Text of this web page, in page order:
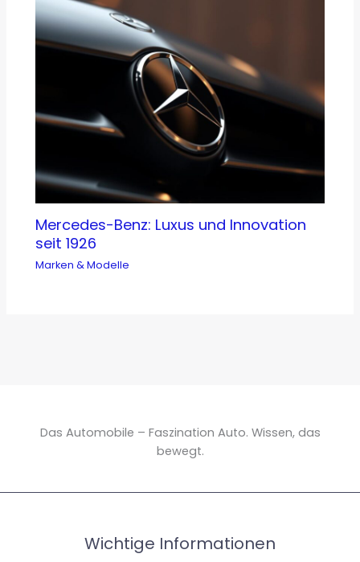
Mercedes-Benz: Luxus und Innovation
seit 1926
Marken & Modelle
Das Automobile – Faszination Auto. Wissen, das
bewegt.
Wichtige Informationen